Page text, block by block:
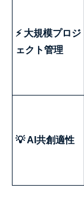
⚡ 大規模プロジ
ェクト管理
💡 AI共創適性